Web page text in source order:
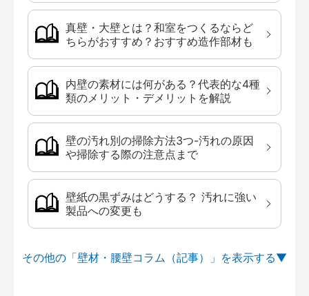
真壁・大壁とは？和室をつくるならど
ちらがおすすめ？おすすめ造作部材も
内壁の素材には何がある？代表的な4種
類のメリット・デメリットを解説
壁の汚れ別の掃除方法3つ-汚れの原因
や掃除する際の注意点まで
壁紙の黒ずみはどうする？ 汚れに強い
製品への変更も
その他の「壁材・腰壁コラム（記事）」を